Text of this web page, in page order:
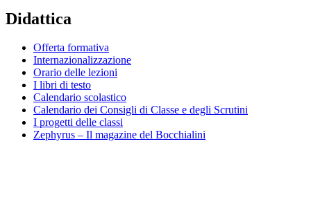
Didattica
Offerta formativa
Internazionalizzazione
Orario delle lezioni
I libri di testo
Calendario scolastico
Calendario dei Consigli di Classe e degli Scrutini
I progetti delle classi
Zephyrus – Il magazine del Bocchialini